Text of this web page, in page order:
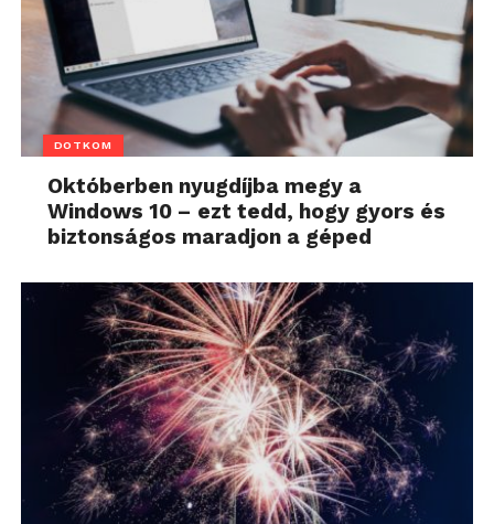
DOTKOM
Októberben nyugdíjba megy a
Windows 10 – ezt tedd, hogy gyors és
biztonságos maradjon a géped